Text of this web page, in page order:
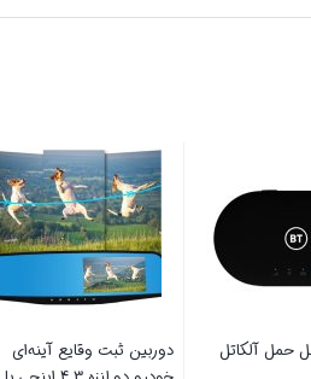
مبدل USB به microUSB
مودم 4.5G قابل حمل آلکاتل